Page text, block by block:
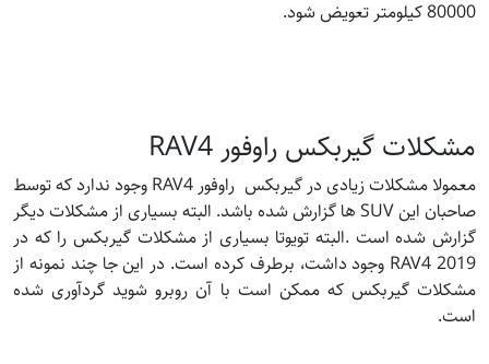
80000 کیلومتر تعویض شود.
مشکلات گیربکس راوفور RAV4
معمولا مشکلات زیادی در گیربکس راوفور RAV4 وجود ندارد که توسط
صاحبان این SUV ها گزارش شده باشد. البته بسیاری از مشکلات دیگر
گزارش شده است .البته تویوتا بسیاری از مشکلات گیربکس را که در
RAV4 2019 وجود داشت، برطرف کرده است. در این جا چند نمونه از
مشکلات گیربکس که ممکن است با آن روبرو شوید گردآوری شده
است.